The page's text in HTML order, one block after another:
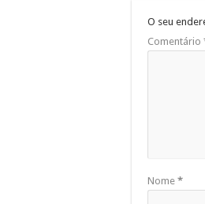
O seu
Comentário
Nome *